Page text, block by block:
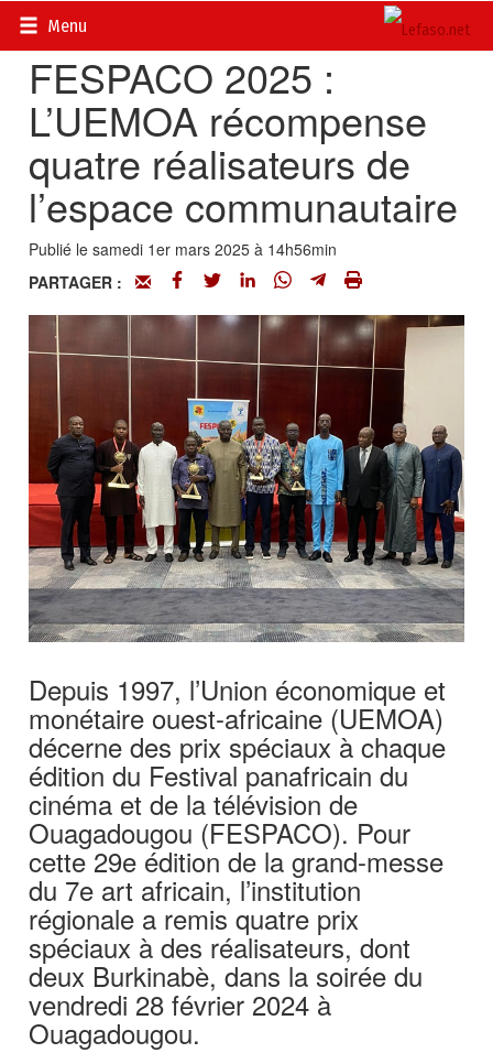
Menu
Accueil> FESPACO 2025
FESPACO 2025 :
L’UEMOA récompense
quatre réalisateurs de
l’espace communautaire
Publié le samedi 1er mars 2025 à 14h56min
PARTAGER :
Depuis 1997, l’Union économique et
monétaire ouest-africaine (UEMOA)
décerne des prix spéciaux à chaque
édition du Festival panafricain du
cinéma et de la télévision de
Ouagadougou (FESPACO). Pour
cette 29e édition de la grand-messe
du 7e art africain, l’institution
régionale a remis quatre prix
spéciaux à des réalisateurs, dont
deux Burkinabè, dans la soirée du
vendredi 28 février 2024 à
Ouagadougou.